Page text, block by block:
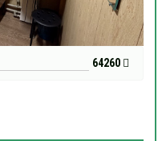
64260